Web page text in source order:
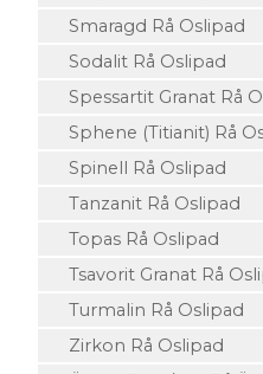
Smaragd Rå Oslipad
Sodalit Rå Oslipad
Spessartit Granat Rå
Sphene (Titianit) Rå
Spinell Rå Oslipad
Tanzanit Rå Oslipad
Topas Rå Oslipad
Tsavorit Granat Rå
Turmalin Rå Oslipad
Zirkon Rå Oslipad